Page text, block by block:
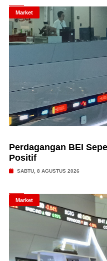
Market
Perdagangan BEI
Positif
SABTU, 8 AGUSTUS 2026
Market